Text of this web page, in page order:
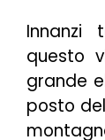
Innanzi
questo
grande
posto